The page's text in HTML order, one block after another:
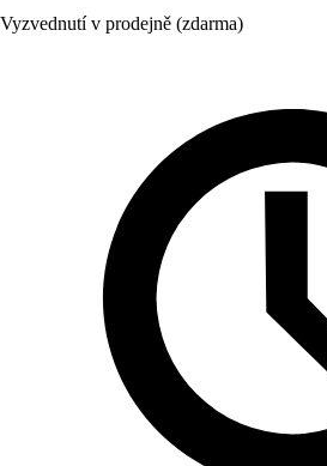
Vyzvednutí v prodejně (zdarma)